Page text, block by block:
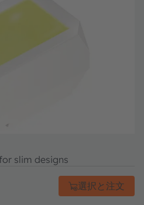
slim designs
選択と注文